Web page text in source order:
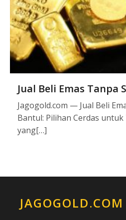
Jual Beli Emas Tanpa
Jagogold.com — Jual Beli
Bantul: Pilihan Cerdas untuk
yang[…]
JAGOGOLD.COM